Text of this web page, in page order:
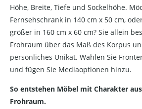
Höhe, Breite, Tiefe und Sockelhöhe.
Fernsehschrank in 140 cm x 50 cm,
größer in 160 cm x 60 cm? Sie allein
Frohraum über das Maß des Korpus
persönliches Unikat. Wählen Sie
und fügen Sie Mediaoptionen hinzu.
So entstehen Möbel mit Charakter
Frohraum.